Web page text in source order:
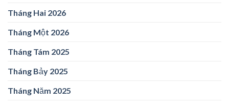
Tháng Hai 2026
Tháng Một 2026
Tháng Tám 2025
Tháng Bảy 2025
Tháng Năm 2025